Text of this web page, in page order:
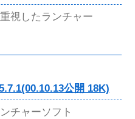
視したランチャー
公開 18K)
チャーソフト